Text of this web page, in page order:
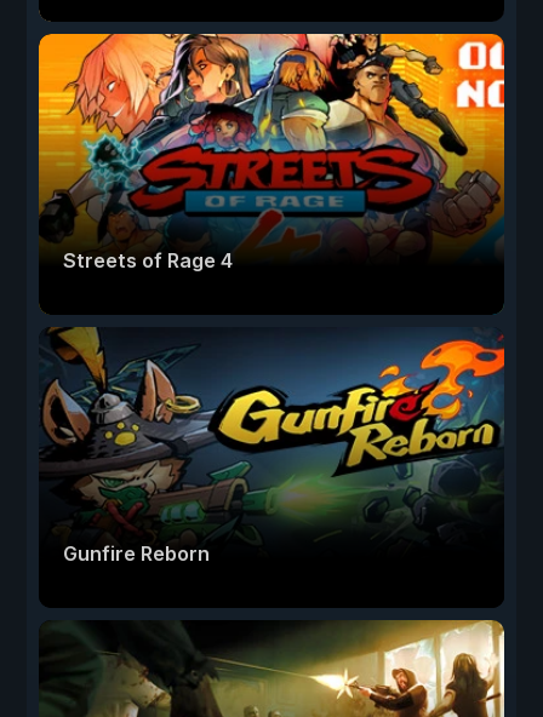
Streets of Rage 4
Gunfire Reborn